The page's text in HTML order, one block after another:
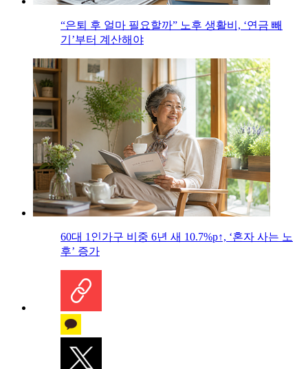
“은퇴 후 얼마 필요할까” 노후 생활비, ‘연금 빼
기’부터 계산해야
60대 1인가구 비중 6년 새 10.7%p↑, ‘혼자 사는 노
후’ 증가